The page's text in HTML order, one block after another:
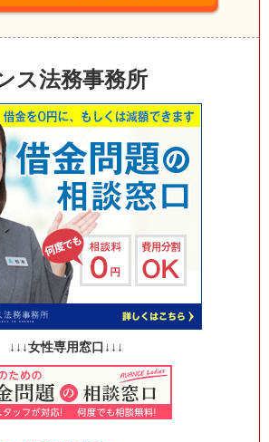
ス法務事務所
↓↓↓女性専用窓口↓↓↓